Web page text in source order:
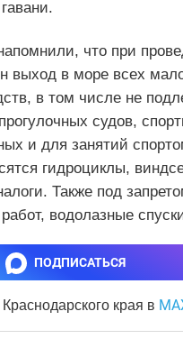
что при
выход в море всех
в том числе не
судов,
и для занятий
гидроциклы,
Также под
водолазные
ПОДПИСАТЬСЯ
края в